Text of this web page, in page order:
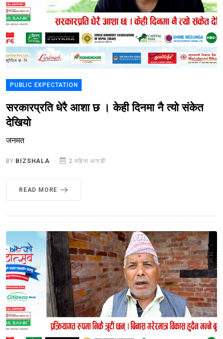
PUBLIC EXPECTATION
सरकारप्रति धेरै आशा छ । केही दिनमा नै त्यो संकेत
देखियो
जनमत
BY BIZSHALA 2 महिना अगाडी
READ MORE